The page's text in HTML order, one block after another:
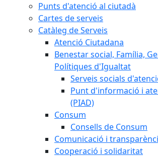
Punts d'atenció al ciutadà
Cartes de serveis
Catàleg de Serveis
Atenció Ciutadana
Benestar social, Família,
Polítiques d'Igualtat
Serveis socials
Punt d'informació i
(PIAD)
Consum
Consells de Consum
Comunicació i
Cooperació i solidaritat